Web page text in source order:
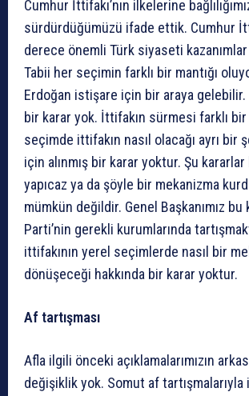
Cumhur İttifakı’nın ilkelerine
sürdürdüğümüzü ifade ettik. Cumhur
derece önemli Türk siyaseti
Tabii her seçimin farklı bir mantığı
Erdoğan istişare için bir araya gelebilir.
bir karar yok. İttifakın sürmesi farklı bir
seçimde ittifakın nasıl olacağı ayrı bir
için alınmış bir karar yoktur. Şu
yapıcaz ya da şöyle bir mekanizma
mümkün değildir. Genel Başkanımız bu
Parti’nin gerekli kurumlarında
ittifakının yerel seçimlerde nasıl bir
dönüşeceği hakkında bir karar yoktur.
Af tartışması
Afla ilgili önceki açıklamalarımızın
değişiklik yok. Somut af